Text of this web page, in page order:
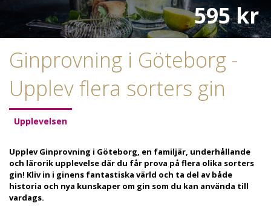
595 kr
Ginprovning i Göteborg -
Upplev flera sorters gin
Upplevelsen
Upplev Ginprovning i Göteborg, en familjär, underhållande
och lärorik upplevelse där du får prova på flera olika sorters
gin! Kliv in i ginens fantastiska värld och ta del av både
historia och nya kunskaper om gin som du kan använda till
vardags.